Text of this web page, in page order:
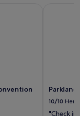
10/10
"Check